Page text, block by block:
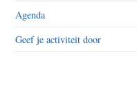
Agenda
Geef je activiteit door